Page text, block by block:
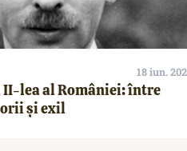
18 iun.
II-lea al României: între
și exil